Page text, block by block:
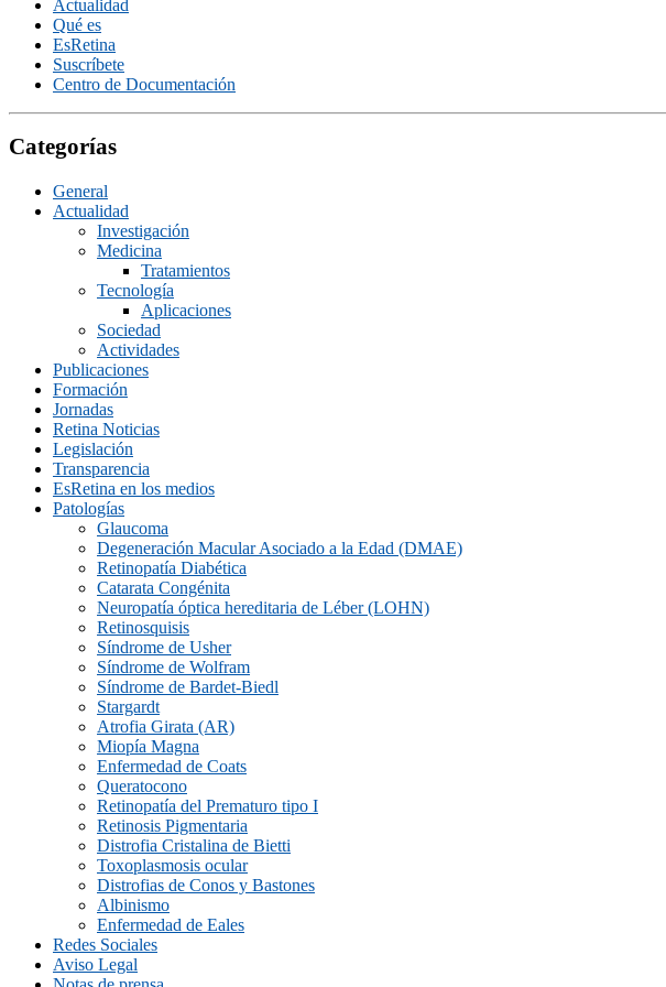
Actualidad
Qué es
EsRetina
Suscrí­bete
Centro de Documentación
Categorías
General
Actualidad
Investigación
Medicina
Tratamientos
Tecnologí­a
Aplicaciones
Sociedad
Actividades
Publicaciones
Formación
Jornadas
Retina Noticias
Legislación
Transparencia
EsRetina en los medios
Patologías
Glaucoma
Degeneración Macular Asociado a la Edad (DMAE)
Retinopatía Diabética
Catarata Congénita
Neuropatí­a óptica hereditaria de Léber (LOHN)
Retinosquisis
Síndrome de Usher
Síndrome de Wolfram
Síndrome de Bardet-Biedl
Stargardt
Atrofia Girata (AR)
Miopía Magna
Enfermedad de Coats
Queratocono
Retinopatí­a del Prematuro tipo I
Retinosis Pigmentaria
Distrofia Cristalina de Bietti
Toxoplasmosis ocular
Distrofias de Conos y Bastones
Albinismo
Enfermedad de Eales
Redes Sociales
Aviso Legal